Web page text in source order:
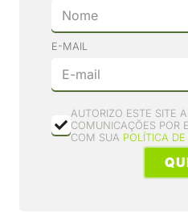
E-MAIL
AUTORIZO ESTE SITE
COMUNICAÇÕES POR
COM SUA POLÍTICA